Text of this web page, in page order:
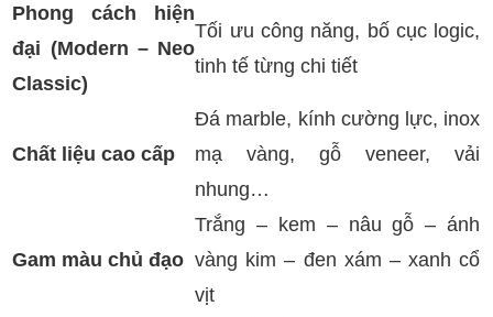
Phong cách hiện
đại (Modern – Neo
Classic)
Tối ưu công năng, bố cục logic,
tinh tế từng chi tiết
Chất liệu cao cấp
Đá marble, kính cường lực, inox
mạ vàng, gỗ veneer, vải
nhung…
Gam màu chủ đạo
Trắng – kem – nâu gỗ – ánh
vàng kim – đen xám – xanh cổ
vịt